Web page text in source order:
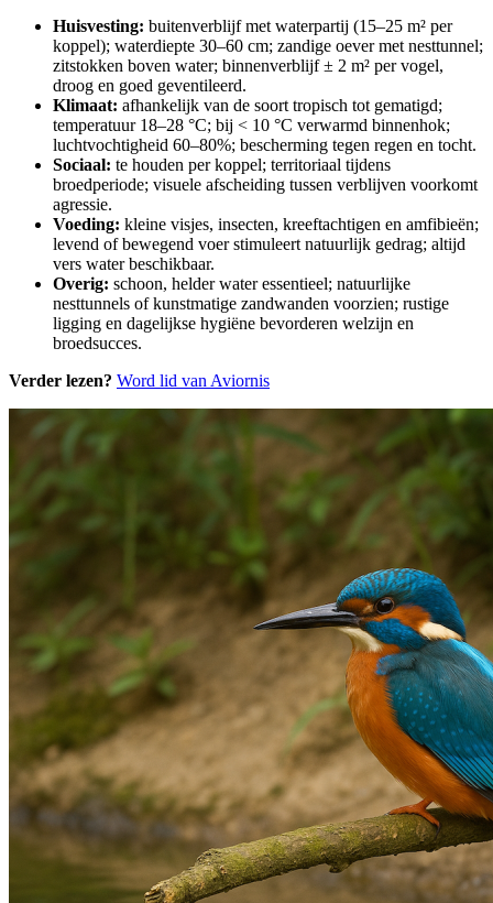
Huisvesting: buitenverblijf met waterpartij (15–25 m² per
koppel); waterdiepte 30–60 cm; zandige oever met nesttunnel;
zitstokken boven water; binnenverblijf ± 2 m² per vogel,
droog en goed geventileerd.
Klimaat: afhankelijk van de soort tropisch tot gematigd;
temperatuur 18–28 °C; bij < 10 °C verwarmd binnenhok;
luchtvochtigheid 60–80%; bescherming tegen regen en tocht.
Sociaal: te houden per koppel; territoriaal tijdens
broedperiode; visuele afscheiding tussen verblijven voorkomt
agressie.
Voeding: kleine visjes, insecten, kreeftachtigen en amfibieën;
levend of bewegend voer stimuleert natuurlijk gedrag; altijd
vers water beschikbaar.
Overig: schoon, helder water essentieel; natuurlijke
nesttunnels of kunstmatige zandwanden voorzien; rustige
ligging en dagelijkse hygiëne bevorderen welzijn en
broedsucces.
Verder lezen? Word lid van Aviornis